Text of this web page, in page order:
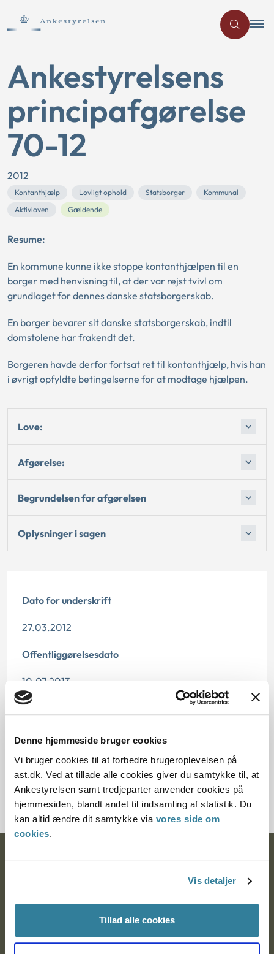
Denne hjemmeside bruger cookies
Vi bruger cookies til at forbedre brugeroplevelsen på
ast.dk. Ved at tillade alle cookies giver du samtykke til, at
Ankestyrelsen samt tredjeparter anvender cookies på
hjemmesiden, blandt andet til indsamling af statistik. Du
kan altid ændre dit samtykke via vores side om
cookies.
Vis detaljer
Tillad alle cookies
Ankestyrelsens
principafgørelse
70-12
2012
Kontanthjælp Lovligt ophold Statsborger
Kommunal
Aktivloven
Gældende
Resume:
En kommune kunne ikke stoppe kontanthjælpen til en
borger med henvisning til, at der var rejst tvivl om
grundlaget for dennes danske statsborgerskab.
En borger bevarer sit danske statsborgerskab, indtil
domstolene har frakendt det.
Borgeren havde derfor fortsat ret til kontanthjælp, hvis han
i øvrigt opfyldte betingelserne for at modtage hjælpen.
Love:
Afgørelse:
Begrundelsen for afgørelsen
Oplysninger i sagen
Dato for underskrift
27.03.2012
Offentliggørelsesdato
10.07.2013
Paragraf
Journalnummer
2000027-12
Ankestyrelsen